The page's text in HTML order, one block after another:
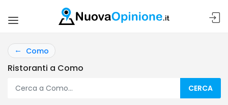
Como
Ristoranti a Como
CERCA